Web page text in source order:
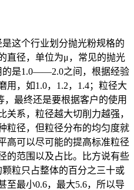
个行业划分抛光粉规格的
直径，单位为μ，常见的抛光
是1.0——2.0之间，根据经验
用，如1.0，1.2，1.4；粒径大
，最终还是要根据客户的使用
关系，粒径越大切削力越强，
粒径，但粒径分布的均匀度就
高可以尽可能的提高标准粒径
的范围以及占比。比方说有些
粒只占整体的百分之三十或
至最小0.6，最大5.6，所以导